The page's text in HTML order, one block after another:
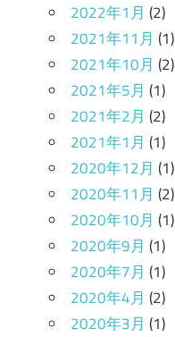
2022年1月 (2)
2021年11月 (1)
2021年10月 (2)
2021年5月 (1)
2021年2月 (2)
2021年1月 (1)
2020年12月 (1)
2020年11月 (2)
2020年10月 (1)
2020年9月 (1)
2020年7月 (1)
2020年4月 (2)
2020年3月 (1)